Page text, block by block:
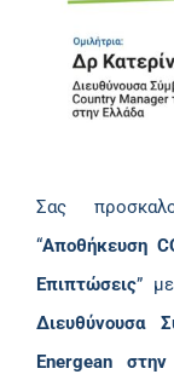
Σας
“Αποθήκευση
Επιπτώσεις”
Διευθύνουσα
Energean